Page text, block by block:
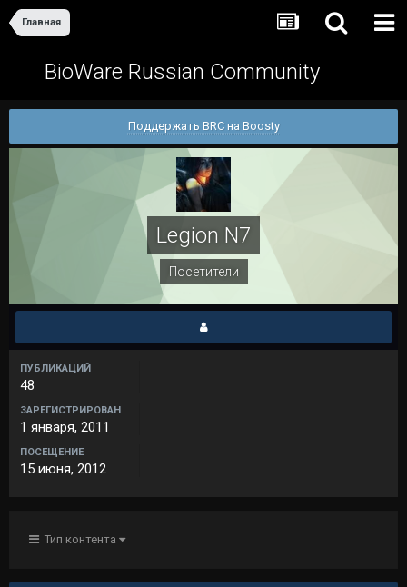
Главная
BioWare Russian Community
Поддержать BRC на Boosty
Legion N7
Посетители
ПУБЛИКАЦИЙ
48
ЗАРЕГИСТРИРОВАН
1 января, 2011
ПОСЕЩЕНИЕ
15 июня, 2012
Тип контента